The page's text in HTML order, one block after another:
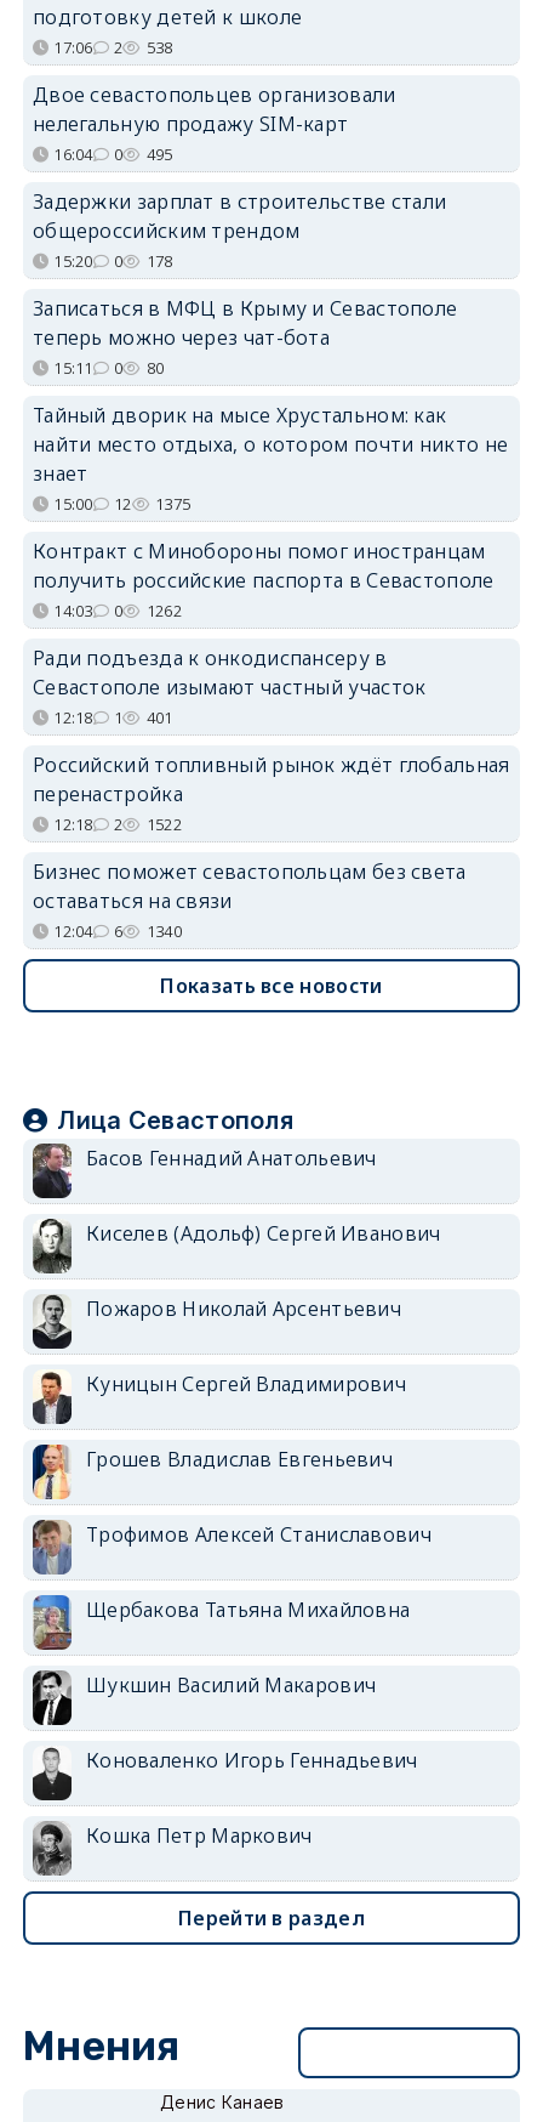
подготовку детей к школе
17:06 2 538
Двое севастопольцев организовали
нелегальную продажу SIM-карт
16:04 0 495
Задержки зарплат в строительстве стали
общероссийским трендом
15:20 0 178
Записаться в МФЦ в Крыму и Севастополе
теперь можно через чат-бота
15:11 0 80
Тайный дворик на мысе Хрустальном: как
найти место отдыха, о котором почти никто не
знает
15:00 12 1375
Контракт с Минобороны помог иностранцам
получить российские паспорта в Севастополе
14:03 0 1262
Ради подъезда к онкодиспансеру в
Севастополе изымают частный участок
12:18 1 401
Российский топливный рынок ждёт глобальная
перенастройка
12:18 2 1522
Бизнес поможет севастопольцам без света
оставаться на связи
12:04 6 1340
Показать все новости
Лица Севастополя
Басов Геннадий Анатольевич
Киселев (Адольф) Сергей Иванович
Пожаров Николай Арсентьевич
Куницын Сергей Владимирович
Грошев Владислав Евгеньевич
Трофимов Алексей Станиславович
Щербакова Татьяна Михайловна
Шукшин Василий Макарович
Коноваленко Игорь Геннадьевич
Кошка Петр Маркович
Перейти в раздел
Мнения
Денис Канаев